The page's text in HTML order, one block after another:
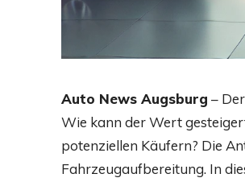
Auto News Augsburg – Der
Wie kann der Wert
potenziellen Käufern? Die
Fahrzeugaufbereitung. In